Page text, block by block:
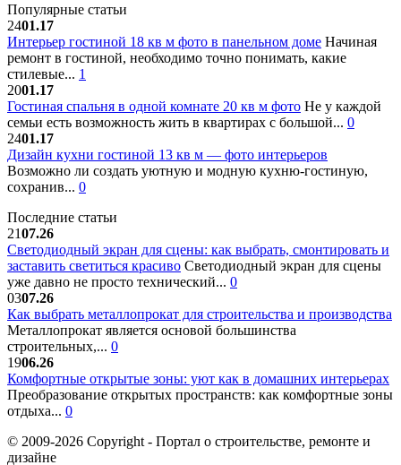
Популярные статьи
2401.17
Интерьер гостиной 18 кв м фото в панельном доме Начиная
ремонт в гостиной, необходимо точно понимать, какие
стилевые... 1
2001.17
Гостиная спальня в одной комнате 20 кв м фото Не у каждой
семьи есть возможность жить в квартирах с большой... 0
2401.17
Дизайн кухни гостиной 13 кв м — фото интерьеров
Возможно ли создать уютную и модную кухню-гостиную,
сохранив... 0
Последние статьи
2107.26
Светодиодный экран для сцены: как выбрать, смонтировать и
заставить светиться красиво Светодиодный экран для сцены
уже давно не просто технический... 0
0307.26
Как выбрать металлопрокат для строительства и производства
Металлопрокат является основой большинства
строительных,... 0
1906.26
Комфортные открытые зоны: уют как в домашних интерьерах
Преобразование открытых пространств: как комфортные зоны
отдыха... 0
© 2009-2026 Copyright - Портал о строительстве, ремонте и
дизайне